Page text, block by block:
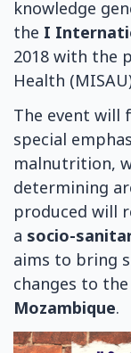
knowledge
the I
2018 with the
Health
The event will
special
malnutrition,
determining
produced will
a socio-
aims to bring
changes to the
Mozambique.